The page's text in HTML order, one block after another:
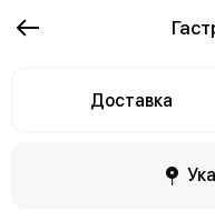
Доставка